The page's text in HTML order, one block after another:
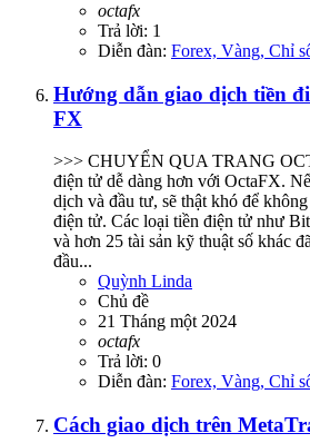
octafx
Trả lời: 1
Diễn đàn: Forex, Vàng, Chỉ
Hướng dẫn giao dịch tiền
FX
>>> CHUYỂN QUA TRANG
điện tử dễ dàng hơn với OctaFX.
dịch và đầu tư, sẽ thật khó để
điện tử. Các loại tiền điện tử như
và hơn 25 tài sản kỹ thuật số khác
đầu...
Quỳnh Linda
Chủ đề
21 Tháng một 2024
octafx
Trả lời: 0
Diễn đàn: Forex, Vàng, Chỉ
Cách giao dịch trên